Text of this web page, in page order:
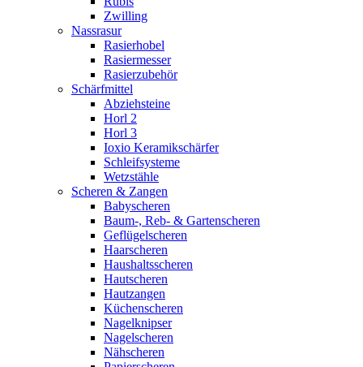
Zwilling
Nassrasur
Rasierhobel
Rasiermesser
Rasierzubehör
Schärfmittel
Abziehsteine
Horl 2
Horl 3
Ioxio Keramikschärfer
Schleifsysteme
Wetzstähle
Scheren & Zangen
Babyscheren
Baum-, Reb- & Gartenscheren
Geflügelscheren
Haarscheren
Haushaltsscheren
Hautscheren
Hautzangen
Küchenscheren
Nagelknipser
Nagelscheren
Nähscheren